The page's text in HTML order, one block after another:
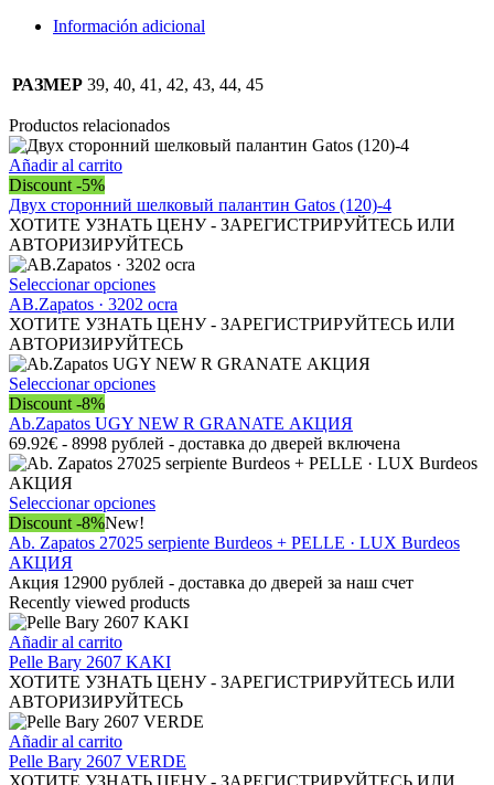
Información adicional
РАЗМЕР 39, 40, 41, 42, 43, 44, 45
Productos relacionados
Añadir al carrito
Discount -5%
Двух сторонний шелковый палантин Gatos (120)-4
ХОТИТЕ УЗНАТЬ ЦЕНУ - ЗАРЕГИСТРИРУЙТЕСЬ ИЛИ
АВТОРИЗИРУЙТЕСЬ
Seleccionar opcionesEste
producto
tiene
múltiples
variantes.
Las
se
pueden
elegir
la
de
AB.Zapatos · 3202 ocra
ХОТИТЕ УЗНАТЬ ЦЕНУ - ЗАРЕГИСТРИРУЙТЕСЬ ИЛИ
АВТОРИЗИРУЙТЕСЬ
Seleccionar opcionesEste
tiene
múltiples
variantes.
opciones
pueden
en
la
página
producto
Discount -8%
Ab.Zapatos UGY NEW R GRANATE АКЦИЯ
69.92€ - 8998 рублей - доставка до дверей включена
Seleccionar opcionesEste
tiene
variantes.
Las
opciones
pueden
elegir
en
la
de
producto
Discount -8%New!
Ab. Zapatos 27025 serpiente Burdeos + PELLE · LUX Burdeos
АКЦИЯ
Акция 12900 рублей - доставка до дверей за наш счет
Recently viewed products
Añadir al carrito
Pelle Bary 2607 KAKI
ХОТИТЕ УЗНАТЬ ЦЕНУ - ЗАРЕГИСТРИРУЙТЕСЬ ИЛИ
АВТОРИЗИРУЙТЕСЬ
Añadir al carrito
Pelle Bary 2607 VERDE